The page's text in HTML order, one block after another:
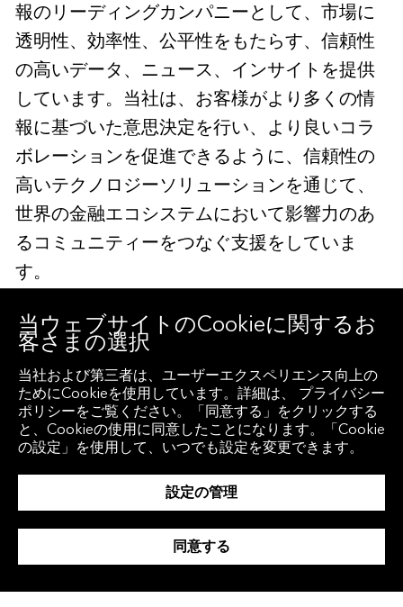
報のリーディングカンパニーとして、市場に
透明性、効率性、公平性をもたらす、信頼性
の高いデータ、ニュース、インサイトを提供
しています。当社は、お客様がより多くの情
報に基づいた意思決定を行い、より良いコラ
ボレーションを促進できるように、信頼性の
高いテクノロジーソリューションを通じて、
世界の金融エコシステムにおいて影響力のあ
るコミュニティーをつなぐ支援をしていま
す。
詳細につきましては、こちらにアクセスする
か、デモをリクエスト
＊本プレスリリースはBloombergが2019年9
月18日(現地時間)に英語で発表を行ったプレス
リリースを日本語に翻訳・再編集したもので
す。オリジナルのプレスリリースの正式言語
は英語であり、この内容および解釈について
は下記の英語版が優先となります。英文オリ
ジナルにつきましてはこちらのサイトをご参
当ウェブサイトのCookieに関するお
客さまの選択
当社および第三者は、ユーザーエクスペリエンス向上の
ためにCookieを使用しています。詳細は、 プライバシー
ポリシーをご覧ください。「同意する」をクリックする
と、Cookieの使用に同意したことになります。「Cookie
の設定」を使用して、いつでも設定を変更できます。
設定の管理
同意する